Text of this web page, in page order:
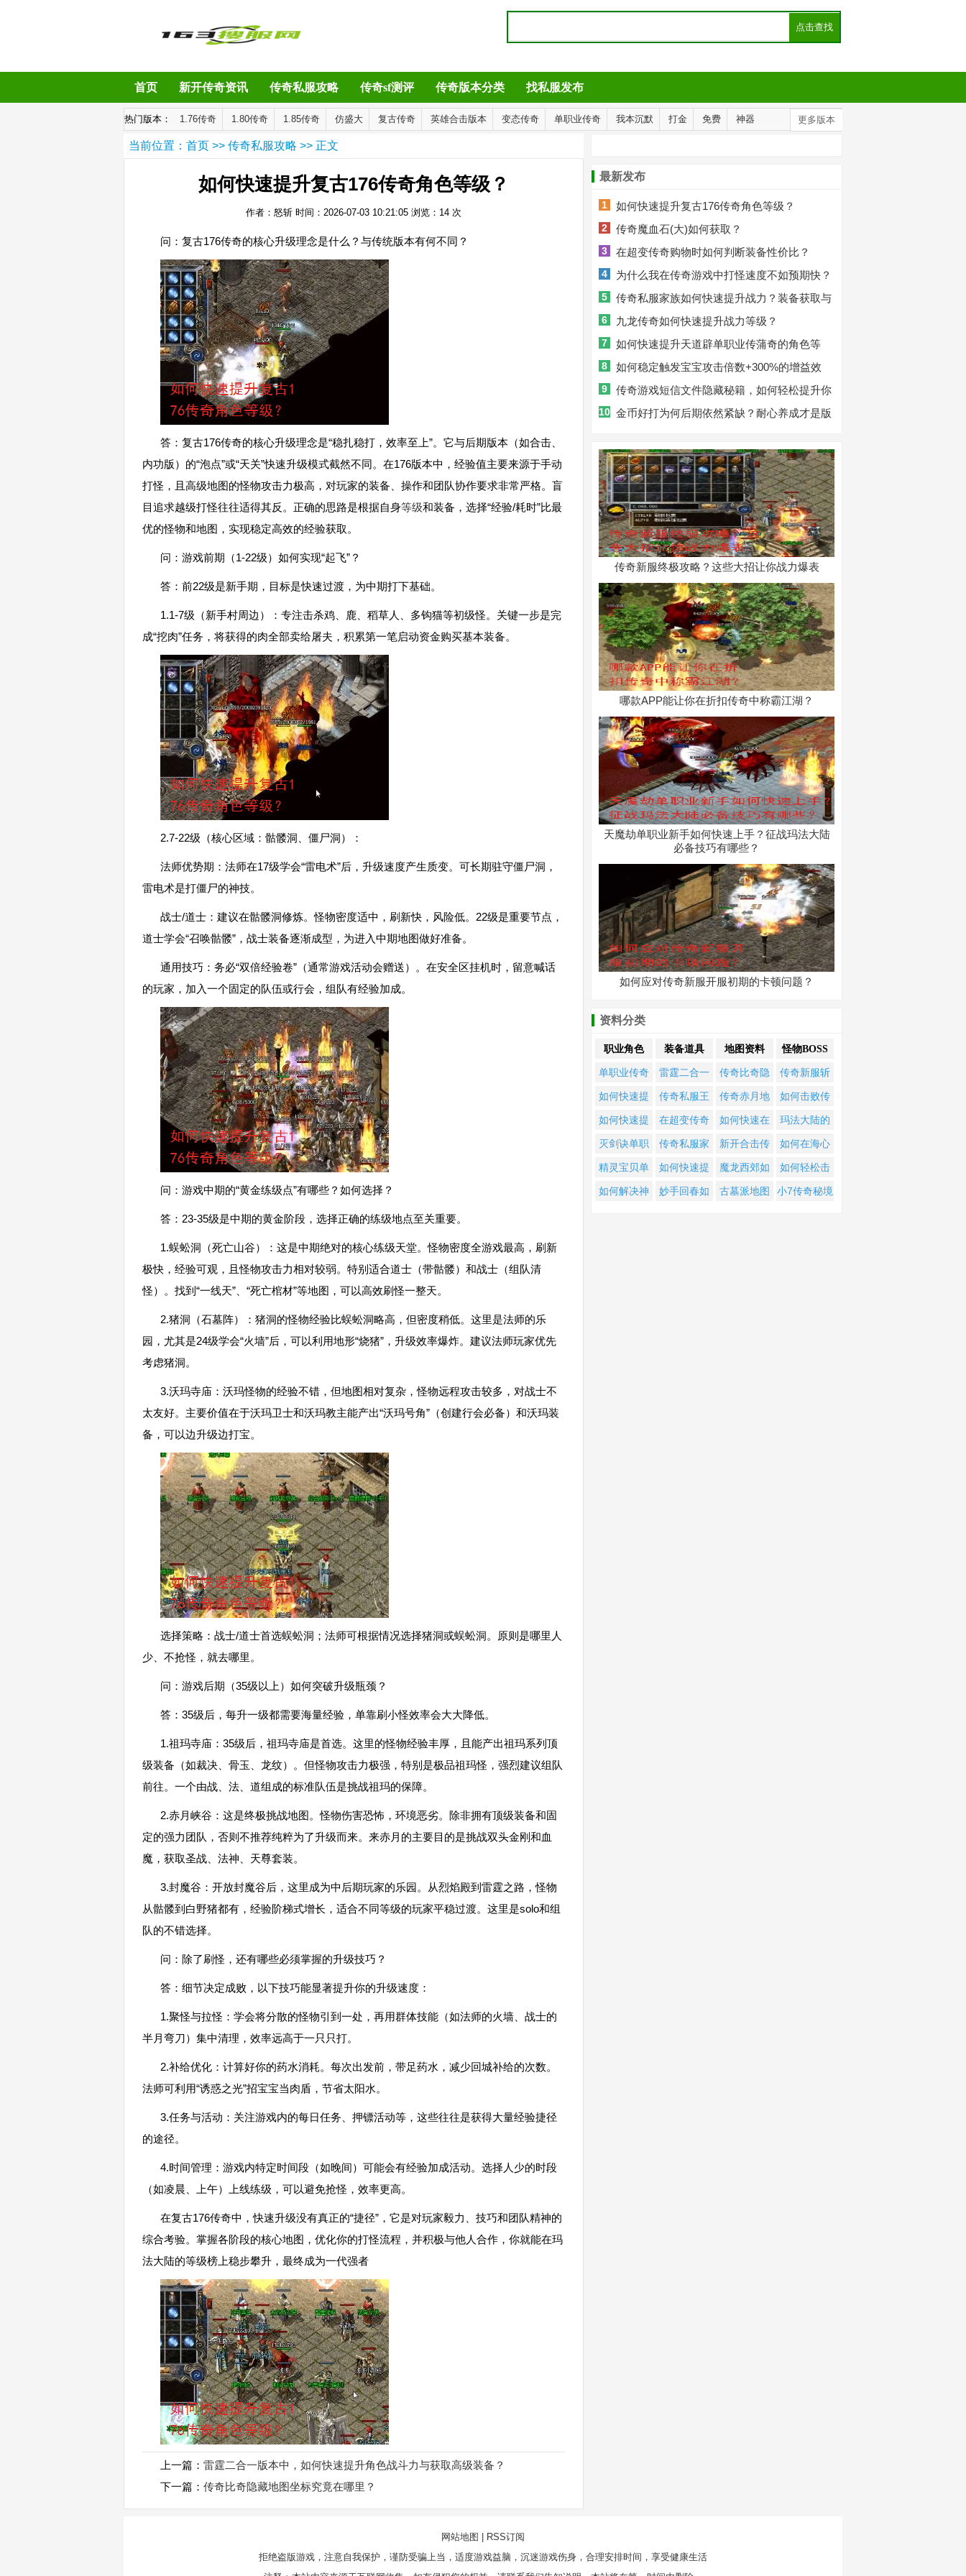
首页 新开传奇资讯 传奇私服攻略 传奇sf测评 传奇版本分类 找私服发布
热门版本： 1.76传奇 1.80传奇 1.85传奇 仿盛大 复古传奇 英雄合击版本 变态传奇 单职业传奇 我本沉默 打金 免费 神器 更多版本
当前位置： 首页 >> 传奇私服攻略 >> 正文
如何快速提升复古176传奇角色等级？
作者：怒斩 时间：2026-07-03 10:21:05 浏览： 14 次
问：复古176传奇的核心升级理念是什么？与传统版本有何不同？
答：复古176传奇的核心升级理念是“稳扎稳打，效率至上”。它与后期版本（如合击、
内功版）的“泡点”或“天关”快速升级模式截然不同。在176版本中，经验值主要来源于手动
打怪，且高级地图的怪物攻击力极高，对玩家的装备、操作和团队协作要求非常严格。盲
目追求越级打怪往往适得其反。正确的思路是根据自身等级和装备，选择“经验/耗时”比最
优的怪物和地图，实现稳定高效的经验获取。
问：游戏前期（1-22级）如何实现“起飞”？
答：前22级是新手期，目标是快速过渡，为中期打下基础。
1.1-7级（新手村周边）：专注击杀鸡、鹿、稻草人、多钩猫等初级怪。关键一步是完
成“挖肉”任务，将获得的肉全部卖给屠夫，积累第一笔启动资金购买基本装备。
2.7-22级（核心区域：骷髅洞、僵尸洞）：
法师优势期：法师在17级学会“雷电术”后，升级速度产生质变。可长期驻守僵尸洞，
雷电术是打僵尸的神技。
战士/道士：建议在骷髅洞修炼。怪物密度适中，刷新快，风险低。22级是重要节点，
道士学会“召唤骷髅”，战士装备逐渐成型，为进入中期地图做好准备。
通用技巧：务必“双倍经验卷”（通常游戏活动会赠送）。在安全区挂机时，留意喊话
的玩家，加入一个固定的队伍或行会，组队有经验加成。
问：游戏中期的“黄金练级点”有哪些？如何选择？
答：23-35级是中期的黄金阶段，选择正确的练级地点至关重要。
1.蜈蚣洞（死亡山谷）：这是中期绝对的核心练级天堂。怪物密度全游戏最高，刷新
极快，经验可观，且怪物攻击力相对较弱。特别适合道士（带骷髅）和战士（组队清
怪）。找到“一线天”、“死亡棺材”等地图，可以高效刷怪一整天。
2.猪洞（石墓阵）：猪洞的怪物经验比蜈蚣洞略高，但密度稍低。这里是法师的乐
园，尤其是24级学会“火墙”后，可以利用地形“烧猪”，升级效率爆炸。建议法师玩家优先
考虑猪洞。
3.沃玛寺庙：沃玛怪物的经验不错，但地图相对复杂，怪物远程攻击较多，对战士不
太友好。主要价值在于沃玛卫士和沃玛教主能产出“沃玛号角”（创建行会必备）和沃玛装
备，可以边升级边打宝。
选择策略：战士/道士首选蜈蚣洞；法师可根据情况选择猪洞或蜈蚣洞。原则是哪里人
少、不抢怪，就去哪里。
问：游戏后期（35级以上）如何突破升级瓶颈？
答：35级后，每升一级都需要海量经验，单靠刷小怪效率会大大降低。
1.祖玛寺庙：35级后，祖玛寺庙是首选。这里的怪物经验丰厚，且能产出祖玛系列顶
级装备（如裁决、骨玉、龙纹）。但怪物攻击力极强，特别是极品祖玛怪，强烈建议组队
前往。一个由战、法、道组成的标准队伍是挑战祖玛的保障。
2.赤月峡谷：这是终极挑战地图。怪物伤害恐怖，环境恶劣。除非拥有顶级装备和固
定的强力团队，否则不推荐纯粹为了升级而来。来赤月的主要目的是挑战双头金刚和血
魔，获取圣战、法神、天尊套装。
3.封魔谷：开放封魔谷后，这里成为中后期玩家的乐园。从烈焰殿到雷霆之路，怪物
从骷髅到白野猪都有，经验阶梯式增长，适合不同等级的玩家平稳过渡。这里是solo和组
队的不错选择。
问：除了刷怪，还有哪些必须掌握的升级技巧？
答：细节决定成败，以下技巧能显著提升你的升级速度：
1.聚怪与拉怪：学会将分散的怪物引到一处，再用群体技能（如法师的火墙、战士的
半月弯刀）集中清理，效率远高于一只只打。
2.补给优化：计算好你的药水消耗。每次出发前，带足药水，减少回城补给的次数。
法师可利用“诱惑之光”招宝宝当肉盾，节省太阳水。
3.任务与活动：关注游戏内的每日任务、押镖活动等，这些往往是获得大量经验捷径
的途径。
4.时间管理：游戏内特定时间段（如晚间）可能会有经验加成活动。选择人少的时段
（如凌晨、上午）上线练级，可以避免抢怪，效率更高。
在复古176传奇中，快速升级没有真正的“捷径”，它是对玩家毅力、技巧和团队精神的
综合考验。掌握各阶段的核心地图，优化你的打怪流程，并积极与他人合作，你就能在玛
法大陆的等级榜上稳步攀升，最终成为一代强者
上一篇： 雷霆二合一版本中，如何快速提升角色战斗力与获取高级装备？
下一篇： 传奇比奇隐藏地图坐标究竟在哪里？
最新发布
1 如何快速提升复古176传奇角色等级？
2 传奇魔血石(大)如何获取？
3 在超变传奇购物时如何判断装备性价比？
4 为什么我在传奇游戏中打怪速度不如预期快？
5
传奇私服家族如何快速提升战力？装备获取与
升级全攻略
6 九龙传奇如何快速提升战力等级？
7
如何快速提升天道辟单职业传蒲奇的角色等
级？
8
如何稳定触发宝宝攻击倍数+300%的增益效
果？
9
传奇游戏短信文件隐藏秘籍，如何轻松提升你
的游戏体验？
10 金币好打为何后期依然紧缺？耐心养成才是版
传奇新服终极攻略？这些大招让你战力爆表
哪款APP能让你在折扣传奇中称霸江湖？
天魔劫单职业新手如何快速上手？征战玛法大陆
必备技巧有哪些？
如何应对传奇新服开服初期的卡顿问题？
资料分类
职业角色
单职业传奇
中，砍刀和
修罗究竟哪
如何快速提
升天道辟单
职业传蒲奇
如何快速提
升七杀王者
单职业传奇
灭剑诀单职
业如何快速
提升战力？
精灵宝贝单
职业传奇如
如何解决神
装备道具
雷霆二合一
版本中，如
何快速提升
装备？
传奇私服王
子如何快速
提升等级与
在超变传奇
购物时如何
判断装备性
传奇私服家
族如何快速
提升战力？
如何快速提
升角色等级
妙手回春如
地图资料
传奇比奇隐
藏地图坐标
究竟在哪
传奇赤月地
图怎么打？
最新攻略技
如何快速在
绝龙荒漠刷
取魔幻林地
新开合击传
奇中罗刹怪
物在哪个地
魔龙西郊如
何抵达？复
古墓派地图
怪物BOSS
传奇新服斩
龙攻略？如
何轻松击败
如何击败传
奇新服终极
BOSS？高难
玛法大陆的
千年诅咒如
何破解？黑
如何在海心
崖258238世
界BOSS战中
如何轻松击
败BOSS？隐
小7传奇秘境
网站地图
RSS订阅
拒绝盗版游戏，注意自我保护，谨防受骗上当，适度游戏益脑，沉迷游戏伤身，合理安排时间，享受健康生活